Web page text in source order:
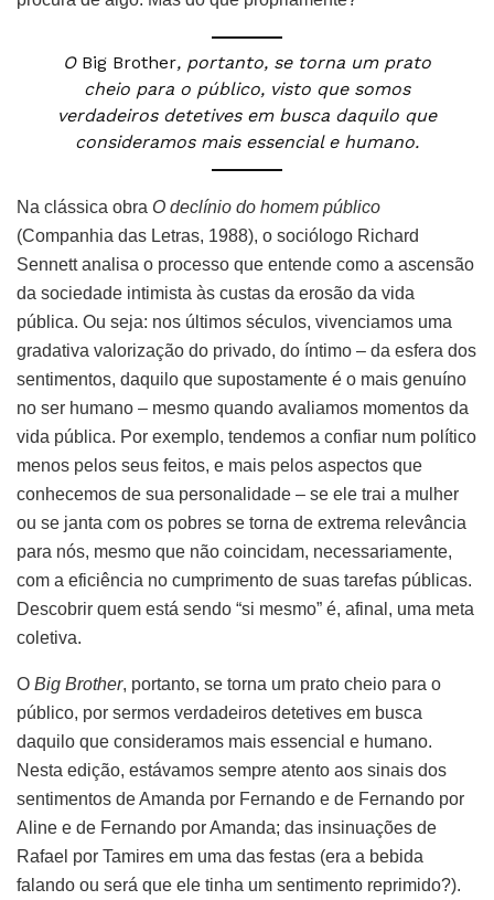
O Big Brother, portanto, se torna um prato
cheio para o público, visto que somos
verdadeiros detetives em busca daquilo que
consideramos mais essencial e humano.
Na clássica obra O declínio do homem público
(Companhia das Letras, 1988), o sociólogo Richard
Sennett analisa o processo que entende como a ascensão
da sociedade intimista às custas da erosão da vida
pública. Ou seja: nos últimos séculos, vivenciamos uma
gradativa valorização do privado, do íntimo – da esfera dos
sentimentos, daquilo que supostamente é o mais genuíno
no ser humano – mesmo quando avaliamos momentos da
vida pública. Por exemplo, tendemos a confiar num político
menos pelos seus feitos, e mais pelos aspectos que
conhecemos de sua personalidade – se ele trai a mulher
ou se janta com os pobres se torna de extrema relevância
para nós, mesmo que não coincidam, necessariamente,
com a eficiência no cumprimento de suas tarefas públicas.
Descobrir quem está sendo “si mesmo” é, afinal, uma meta
coletiva.
O Big Brother, portanto, se torna um prato cheio para o
público, por sermos verdadeiros detetives em busca
daquilo que consideramos mais essencial e humano.
Nesta edição, estávamos sempre atento aos sinais dos
sentimentos de Amanda por Fernando e de Fernando por
Aline e de Fernando por Amanda; das insinuações de
Rafael por Tamires em uma das festas (era a bebida
falando ou será que ele tinha um sentimento reprimido?).